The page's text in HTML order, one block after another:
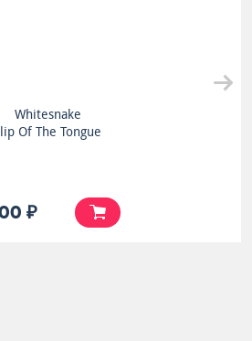
Whitesnake
Of The Tongue
₽